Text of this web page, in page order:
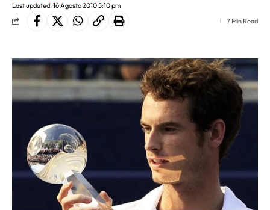
Last updated: 16 Agosto 2010 5:10 pm
7 Min Read